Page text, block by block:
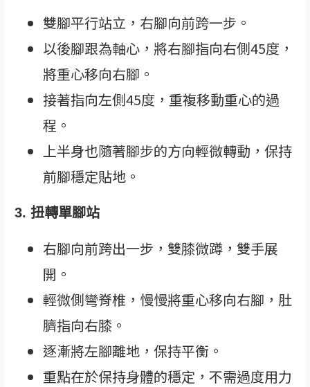
雙腳平行站立，右腳向前跨一步。
以後腳跟為軸心，將右腳指向右側45度，
將重心移向右腳。
接著指向左側45度，重複移動重心的過
程。
上半身也隨著腳步的方向輕微轉動，保持
前腳穩定貼地。
3. 扭轉單腳站
右腳向前跨出一步，雙膝微蹲，雙手展
開。
輕微側彎脊椎，慢慢將重心移向右腳，肚
臍指向右膝。
逐漸將左腳離地，保持平衡。
重點在於保持身體的穩定，不需過度用力